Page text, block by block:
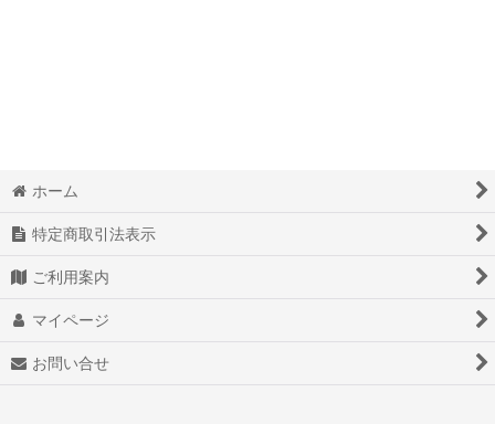
ホーム
特定商取引法表示
ご利用案内
マイページ
お問い合せ